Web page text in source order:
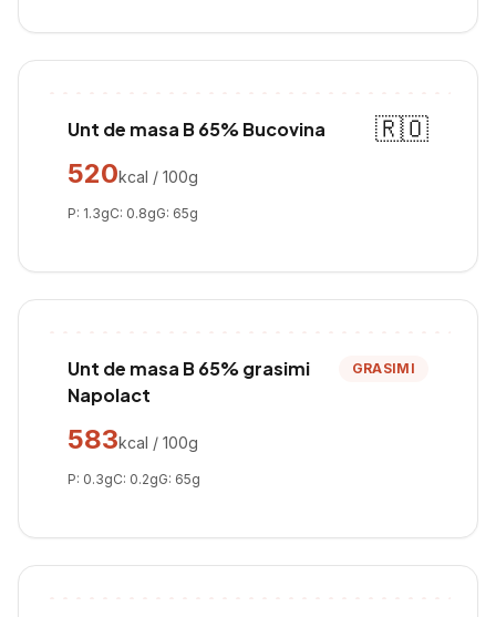
Unt de masa B 65% Bucovina
🇷🇴
520kcal / 100g
P: 1.3gC: 0.8gG: 65g
Unt de masa B 65% grasimi
Napolact
GRASIMI
583kcal / 100g
P: 0.3gC: 0.2gG: 65g